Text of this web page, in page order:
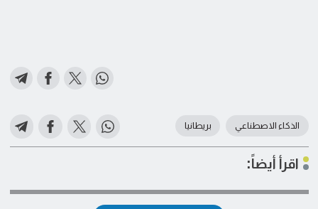
الذكاء الاصطناعي بريطانيا
اقرأ أيضاً: